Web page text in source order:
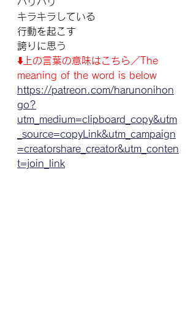
キラキラしている
行動を起こす
誇りに思う
⬇️上の言葉の意味はこちら／The
meaning of the word is below
https://patreon.com/harunonihon
go?
utm_medium=clipboard_copy&utm
_source=copyLink&utm_campaign
=creatorshare_creator&utm_conten
t=join_link